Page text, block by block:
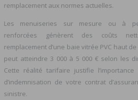
remplacement aux normes actuelles.
Les menuiseries sur mesure ou à
renforcées génèrent des coûts
remplacement d’une baie vitrée PVC haut
peut atteindre 3 000 à 5 000 € selon les
Cette réalité tarifaire justifie
d’indemnisation de votre contrat
sinistre.